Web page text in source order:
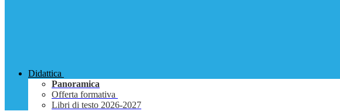
Didattica
Panoramica
Offerta formativa
Libri di testo 2026-2027